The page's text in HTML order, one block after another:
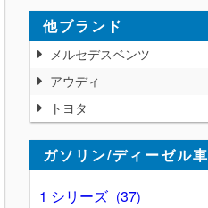
他ブランド
メルセデスベンツ
アウディ
トヨタ
ガソリン/ディーゼル車
1 シリーズ
37